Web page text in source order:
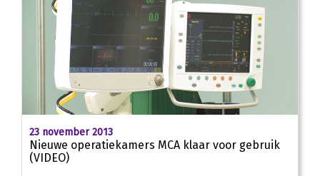
23 november 2013
Nieuwe operatiekamers MCA klaar voor gebruik
(VIDEO)